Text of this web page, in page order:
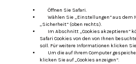
Öffnen Sie Safari.
Wählen Sie „Einstellungen“ aus dem
„Sicherheit“ (oben rechts).
Im Abschnitt „Cookies akzeptieren“
Safari Cookies von den von Ihnen
soll. Für weitere Informationen klicken
Um die auf Ihrem Computer
klicken Sie auf „Cookies anzeigen“.